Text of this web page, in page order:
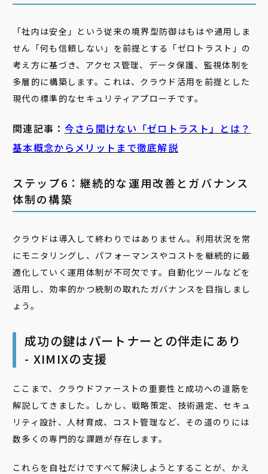
「社内は安全」という従来の境界型防御はもはや通用しま
せん「何も信頼しない」を前提とする「ゼロトラスト」の
考え方に基づき、アクセス管理、データ保護、監視体制を
多層的に構築します。これは、クラウド活用を前提とした
現代の標準的なセキュリティアプローチです。
関連記事： 今さら聞けない「ゼロトラスト」とは？
基本概念からメリットまで徹底解説
ステップ6：継続的な運用改善とガバナンス
体制の構築
クラウドは導入して終わりではありません。利用状況を常
にモニタリングし、パフォーマンスやコストを継続的に最
適化していく運用体制が不可欠です。自動化ツールなどを
活用し、効率的かつ統制の取れたガバナンスを目指しまし
ょう。
成功の鍵はパートナーとの伴走にあり
- XIMIXの支援
ここまで、クラウドファーストの重要性と成功への道筋を
解説してきました。しかし、戦略策定、技術選定、セキュ
リティ設計、人材育成、コスト管理など、その道のりには
数多くの専門的な課題が存在します。
これらを自社だけですべて解決しようとすることが、かえ